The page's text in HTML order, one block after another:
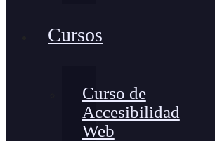
Cursos
Curso de
Accesibilidad
Web